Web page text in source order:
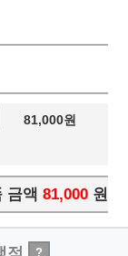
81,000원
금액 81,000 원
?